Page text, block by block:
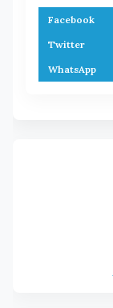
Facebook
Twitter
WhatsApp